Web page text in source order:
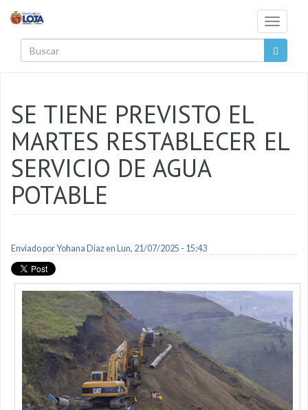
Toggle
SE TIENE PREVISTO EL
MARTES RESTABLECER EL
SERVICIO DE AGUA
POTABLE
Enviado porYohana Diazen Lun, 21/07/2025 - 15:43